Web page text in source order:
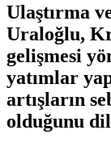
Ulaştırma
Uraloğlu,
gelişmesi
yatımlar
artışların
olduğunu